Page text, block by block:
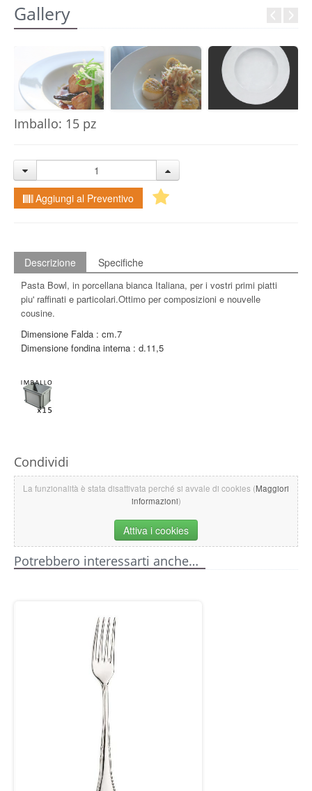
Gallery
Imballo: 15 pz
Aggiungi al Preventivo
Descrizione Specifiche
Pasta Bowl, in porcellana bianca Italiana, per i vostri primi piatti
piu' raffinati e particolari.Ottimo per composizioni e nouvelle
cousine.
Dimensione Falda : cm.7
Dimensione fondina interna : d.11,5
Condividi
La funzionalità è stata disattivata perché si avvale di cookies (Maggiori
informazioni)
Attiva i cookies
Potrebbero interessarti anche…